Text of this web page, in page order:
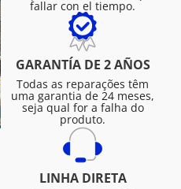
fallar con el tiempo.
GARANTÍA DE 2 AÑOS
Todas as reparações têm
uma garantia de 24 meses,
seja qual for a falha do
produto.
LINHA DIRETA